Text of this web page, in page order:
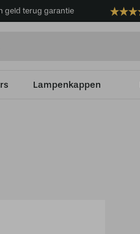
geld terug garantie
Lampenkappen